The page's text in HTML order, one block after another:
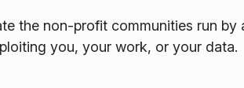
the non-profit communities run
you, your work, or your data.